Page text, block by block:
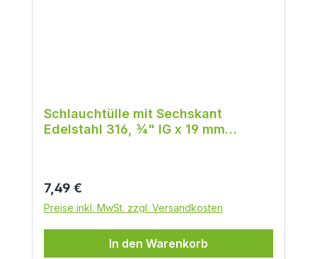
Schlauchtülle mit Sechskant
Edelstahl 316, ¾" IG x 19 mm
Regulärer Preis:
7,49 €
Preise inkl. MwSt. zzgl. Versandkosten
In den Warenkorb